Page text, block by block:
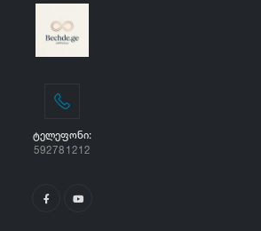
ᲢᲔᲚᲔᲤᲝᲜᲘ:
592781212